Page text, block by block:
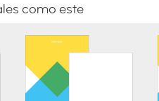
como este